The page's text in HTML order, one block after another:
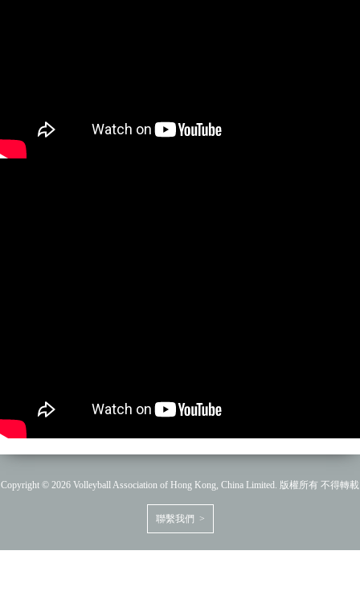
Copyright © 2026 Volleyball Association of Hong Kong, China Limited. 版權所有 不得轉載
聯繫我們 >